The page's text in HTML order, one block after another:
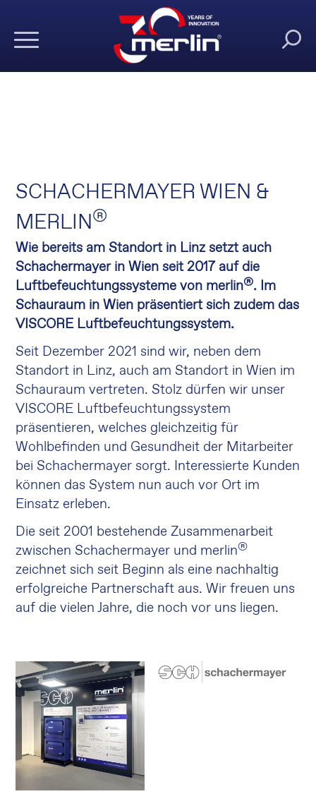
SCHACHERMAYER WIEN &
MERLIN®
Wie bereits am Standort in Linz setzt auch
Schachermayer in Wien seit 2017 auf die
Luftbefeuchtungssysteme von merlin®. Im
Schauraum in Wien präsentiert sich zudem das
VISCORE Luftbefeuchtungssystem.
Seit Dezember 2021 sind wir, neben dem
Standort in Linz, auch am Standort in Wien im
Schauraum vertreten. Stolz dürfen wir unser
VISCORE Luftbefeuchtungssystem
präsentieren, welches gleichzeitig für
Wohlbefinden und Gesundheit der Mitarbeiter
bei Schachermayer sorgt. Interessierte Kunden
können das System nun auch vor Ort im
Einsatz erleben.
Die seit 2001 bestehende Zusammenarbeit
zwischen Schachermayer und merlin®
zeichnet sich seit Beginn als eine nachhaltig
erfolgreiche Partnerschaft aus. Wir freuen uns
auf die vielen Jahre, die noch vor uns liegen.